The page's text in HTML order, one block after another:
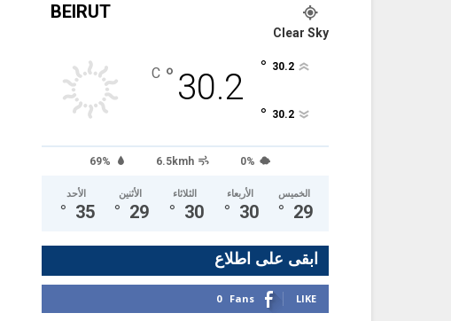
BEIRUT
Clear Sky
30.2
°
C 30.2
°
30.2
°
69% 6.5kmh 0%
الأحد
35
°
الأثنين
29
°
الثلاثاء
30
°
الأربعاء
30
°
الخميس
29
°
ابقى على اطلاع
0 Fans LIKE